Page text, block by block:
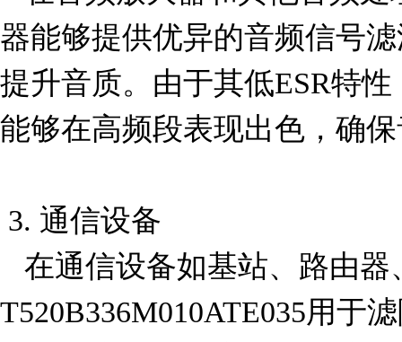
器能够提供优异的音频信号
提升音质。由于其低ESR特性
能够在高频段表现出色，确
T520B336M010ATE035用于